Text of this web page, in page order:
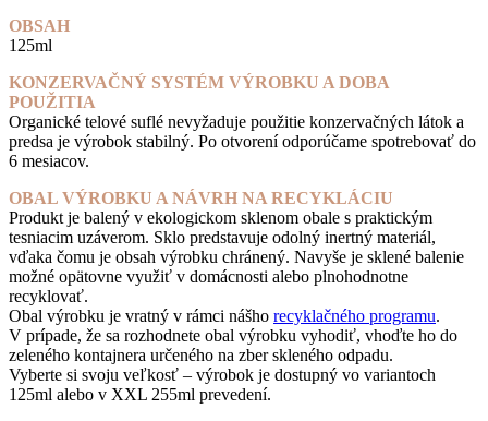
OBSAH
125ml
KONZERVAČNÝ SYSTÉM VÝROBKU A DOBA
POUŽITIA
Organické telové suflé nevyžaduje použitie konzervačných látok a
predsa je výrobok stabilný. Po otvorení odporúčame spotrebovať do
6 mesiacov.
OBAL VÝROBKU A NÁVRH NA RECYKLÁCIU
Produkt je balený v ekologickom sklenom obale s praktickým
tesniacim uzáverom. Sklo predstavuje odolný inertný materiál,
vďaka čomu je obsah výrobku chránený. Navyše je sklené balenie
možné opätovne využiť v domácnosti alebo plnohodnotne
recyklovať.
Obal výrobku je vratný v rámci nášho recyklačného programu.
V prípade, že sa rozhodnete obal výrobku vyhodiť, vhoďte ho do
zeleného kontajnera určeného na zber skleného odpadu.
Vyberte si svoju veľkosť – výrobok je dostupný vo variantoch
125ml alebo v XXL 255ml prevedení.